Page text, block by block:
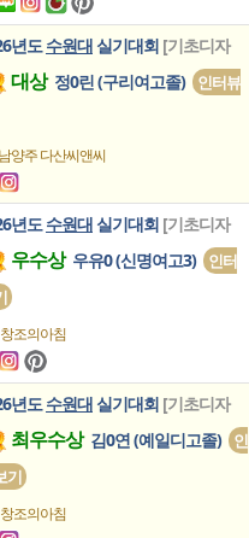
년도 수원대 실기대회 [기초디자
대상정0린 (구리여고졸)
인터뷰
양주 다산씨앤씨
년도 수원대 실기대회 [기초디자
우수상우유0 (신명여고3)
인터
조의아침
년도 수원대 실기대회 [기초디자
최우수상김0연 (예일디고졸)
인
기
조의아침